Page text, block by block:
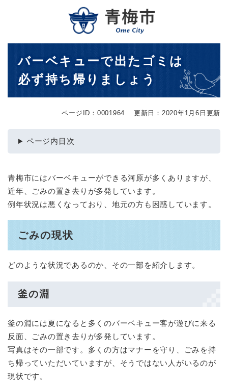
メニューを飛ばして本文へ
バーベキューで出たゴミは
必ず持ち帰りましょう
ページID：0001964 更新日：2020年1月6日更新
ページ内目次
青梅市にはバーベキューができる河原が多くありますが、
近年、ごみの置き去りが多発しています。
例年状況は悪くなっており、地元の方も困惑しています。
ごみの現状
どのような状況であるのか、その一部を紹介します。
釜の淵
釜の淵には夏になると多くのバーベキュー客が遊びに来る
反面、ごみの置き去りが多発しています。
写真はその一部です。多くの方はマナーを守り、ごみを持
ち帰っていただいていますが、そうではない人がいるのが
現状です。